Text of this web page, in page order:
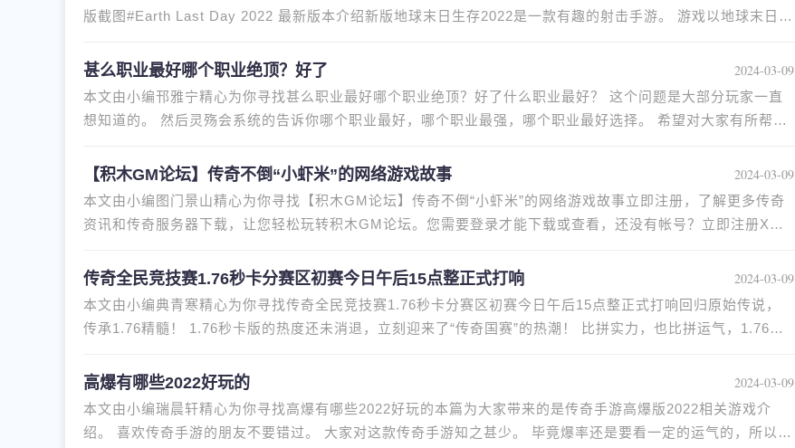
版截图#Earth Last Day 2022 最新版本介绍新版地球末日生存2022是一款有趣的射击手游。 游戏以地球末日为
甚么职业最好哪个职业绝顶？好了
本文由小编邗雅宁精心为你寻找甚么职业最好哪个职业绝顶？好了什么职业最好？ 这个问题是大部分玩家一直
想知道的。 然后灵殇会系统的告诉你哪个职业最好，哪个职业最强，哪个职业最好选择。 希望对大家有所帮
2024-03-09
【积木GM论坛】传奇不倒“小虾米”的网络游戏故事
本文由小编图门景山精心为你寻找【积木GM论坛】传奇不倒“小虾米”的网络游戏故事立即注册，了解更多传奇
资讯和传奇服务器下载，让您轻松玩转积木GM论坛。您需要登录才能下载或查看，还没有帐号？立即注册X大
2024-03-09
传奇全民竞技赛1.76秒卡分赛区初赛今日午后15点整正式打响
本文由小编典青寒精心为你寻找传奇全民竞技赛1.76秒卡分赛区初赛今日午后15点整正式打响回归原始传说，
传承1.76精髓！ 1.76秒卡版的热度还未消退，立刻迎来了“传奇国赛”的热潮！ 比拼实力，也比拼运气，1.76秒
2024-03-09
高爆有哪些2022好玩的
本文由小编瑞晨轩精心为你寻找高爆有哪些2022好玩的本篇为大家带来的是传奇手游高爆版2022相关游戏介
绍。 喜欢传奇手游的朋友不要错过。 大家对这款传奇手游知之甚少。 毕竟爆率还是要看一定的运气的，所以推
2024-03-09